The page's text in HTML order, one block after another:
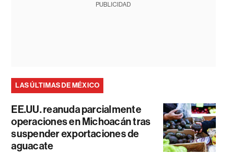
PUBLICIDAD
LAS ÚLTIMAS DE MÉXICO
EE.UU. reanuda parcialmente
operaciones en Michoacán tras
suspender exportaciones de
aguacate